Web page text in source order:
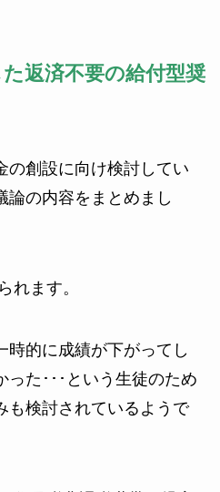
返済不要の給付型奨
の創設に向け検討してい
論の内容をまとめまし
れます。
時的に成績が下がってし
った･･･という生徒のため
も検討されているようで